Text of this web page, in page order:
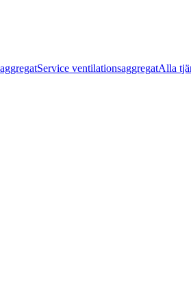
Service ventilationsaggregatAlla